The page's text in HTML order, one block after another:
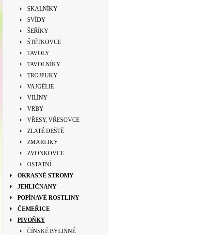
SKALNÍKY
SVÍDY
ŠEŘÍKY
ŠTĚTKOVCE
TAVOLY
TAVOLNÍKY
TROJPUKY
VAJGÉLIE
VILÍNY
VRBY
VŘESY, VŘESOVCE
ZLATÉ DEŠTĚ
ZMARLIKY
ZVONKOVCE
OSTATNÍ
OKRASNÉ STROMY
JEHLIČNANY
POPÍNAVÉ ROSTLINY
ČEMEŘICE
PIVOŇKY
ČÍNSKÉ BYLINNÉ